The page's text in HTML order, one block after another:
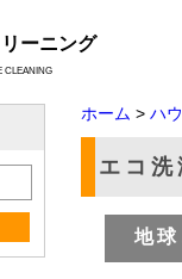
ーニング
CLEANING
ホーム > ハ
エコ洗
地